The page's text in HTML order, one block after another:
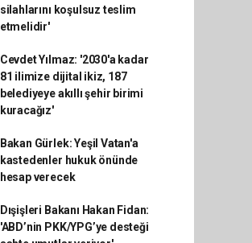
silahlarını koşulsuz teslim
etmelidir'
Cevdet Yılmaz: '2030'a kadar
81 ilimize dijital ikiz, 187
belediyeye akıllı şehir birimi
kuracağız'
Bakan Gürlek: Yeşil Vatan'a
kastedenler hukuk önünde
hesap verecek
Dışişleri Bakanı Hakan Fidan:
'ABD’nin PKK/YPG’ye desteği